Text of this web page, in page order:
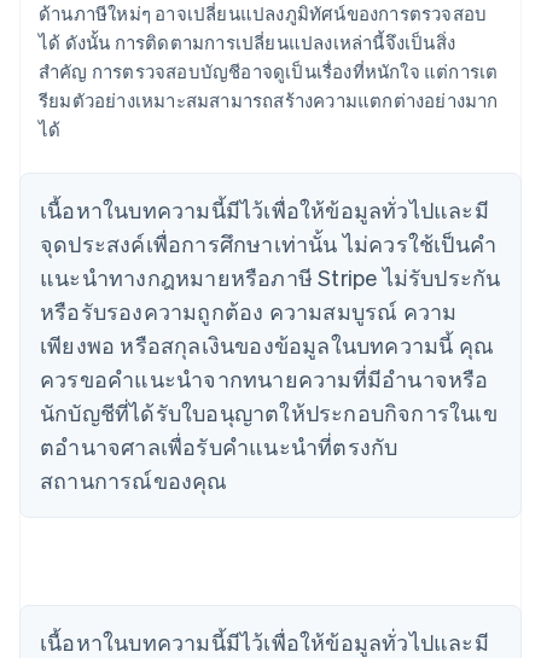
ด้านภาษีใหม่ๆ อาจเปลี่ยนแปลงภูมิทัศน์ของการตรวจสอบ
ได้ ดังนั้น การติดตามการเปลี่ยนแปลงเหล่านี้จึงเป็นสิ่ง
สำคัญ การตรวจสอบบัญชีอาจดูเป็นเรื่องที่หนักใจ แต่การเต
รียมตัวอย่างเหมาะสมสามารถสร้างความแตกต่างอย่างมาก
ได้
เนื้อหาในบทความนี้มีไว้เพื่อให้ข้อมูลทั่วไปและมี
จุดประสงค์เพื่อการศึกษาเท่านั้น ไม่ควรใช้เป็นคํา
แนะนําทางกฎหมายหรือภาษี Stripe ไม่รับประกัน
หรือรับรองความถูกต้อง ความสมบูรณ์ ความ
เพียงพอ หรือสกุลเงินของข้อมูลในบทความนี้ คุณ
ควรขอคําแนะนําจากทนายความที่มีอํานาจหรือ
นักบัญชีที่ได้รับใบอนุญาตให้ประกอบกิจการในเข
ตอํานาจศาลเพื่อรับคําแนะนําที่ตรงกับ
สถานการณ์ของคุณ
เนื้อหาในบทความนี้มีไว้เพื่อให้ข้อมูลทั่วไปและมี
กรีซ
EnglishFrançais
โครเอเชีย
EnglishItaliano